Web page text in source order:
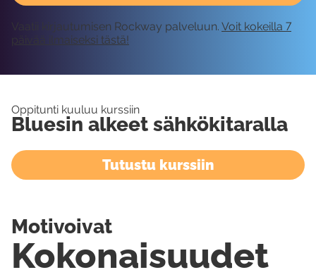
Vaatii kirjautumisen Rockway palveluun. Voit kokeilla 7
päivää ilmaiseksi tästä!
Oppitunti kuuluu kurssiin
Bluesin alkeet sähkökitaralla
Tutustu kurssiin
Kokonaisuudet
Motivoivat